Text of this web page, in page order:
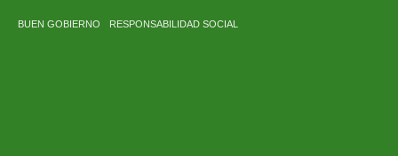
BUEN GOBIERNO RESPONSABILIDAD SOCIAL